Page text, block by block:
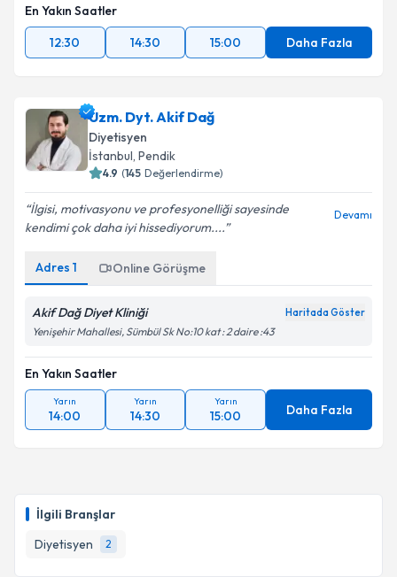
İlgili Branşlar
Diyetisyen
2
En Yakın Saatler
12:30
14:30 15:00 Daha Fazla
Uzm. Dyt. Akif Dağ
Diyetisyen
İstanbul, Pendik
4.9 (145 Değerlendirme)
İlgisi, motivasyonu ve profesyonelliği sayesinde
kendimi çok daha iyi hissediyorum....
Devamı
Adres 1 Online Görüşme
Akif Dağ Diyet Kliniği Haritada Göster
Yenişehir Mahallesi, Sümbül Sk No:10 kat : 2 daire :43
En Yakın Saatler
Yarın
14:00
Yarın
14:30
Yarın
15:00 Daha Fazla